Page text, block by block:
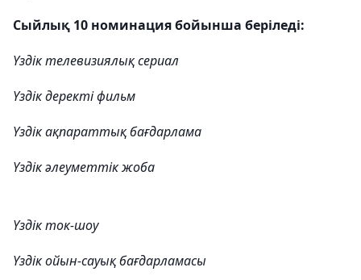
Сыйлық 10 номинация бойынша беріледі:
Үздік телевизиялық сериал
Үздік деректі фильм
Үздік ақпараттық бағдарлама
Үздік әлеуметтік жоба
Үздік ток-шоу
Үздік ойын-сауық бағдарламасы